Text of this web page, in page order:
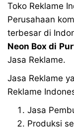
Toko Reklame
Perusahaan
terbesar di
Neon Box di
Jasa Reklame.
Jasa Reklame
Reklame
Jasa
Produksi